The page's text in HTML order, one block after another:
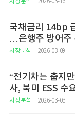
시장분석 2026-03-16
국채금리 14bp
…은행주 방어주
시장분석 2026-03-09
“전기차는 춥지
사, 북미 ESS 수
시장분석 2026-03-03